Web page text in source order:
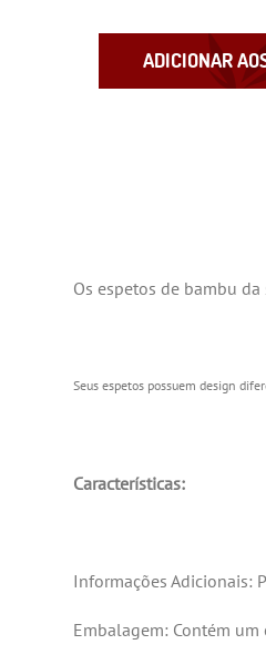
ADICIONAR
Os espetos de bambu
Seus espetos possuem design
Características:
Informações Adicionais:
Embalagem: Contém